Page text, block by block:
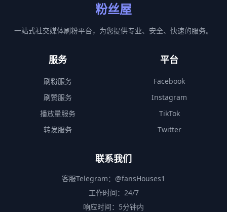
粉丝屋
一站式社交媒体刷粉平台，为您提供专业、安全、快速的服务。
服务
刷粉服务
刷赞服务
播放量服务
转发服务
平台
Facebook
Instagram
TikTok
Twitter
联系我们
客服Telegram： @fansHouses1
工作时间：24/7
响应时间：5分钟内